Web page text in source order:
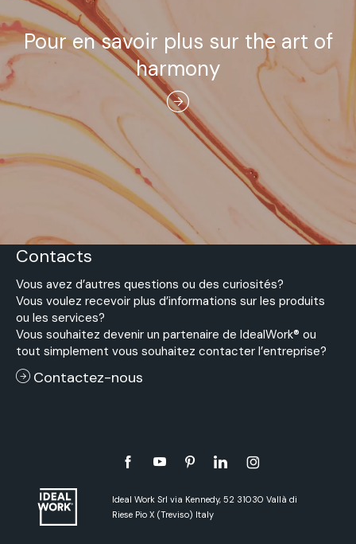
Pour en savoir plus sur the art of
harmony
Contacts
Vous avez d’autres questions ou des curiosités?
Vous voulez recevoir plus d’informations sur les produits
ou les services?
Vous souhaitez devenir un partenaire de IdealWork® ou
tout simplement vous souhaitez contacter l’entreprise?
Contactez-nous
Ideal Work Srl via Kennedy, 52 31030 Vallà di
Riese Pio X (Treviso) Italy